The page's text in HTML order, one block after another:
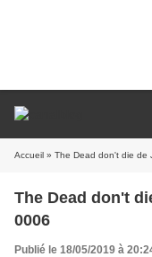
Accueil » The Dead don't die de
The Dead don't
0006
Publié le 18/05/2019 à